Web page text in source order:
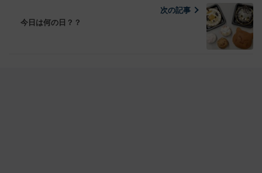
次の記事
今日は何の日？？